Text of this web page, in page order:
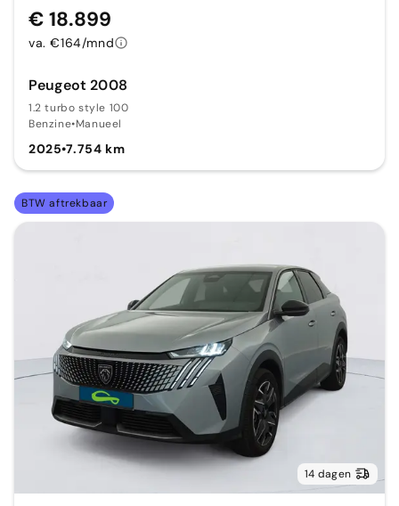
Peugeot 2008
1.2 turbo style 100
Benzine•Manueel
2025•7.754 km
€ 18.899
va. €164/mnd
BTW aftrekbaar
14 dagen